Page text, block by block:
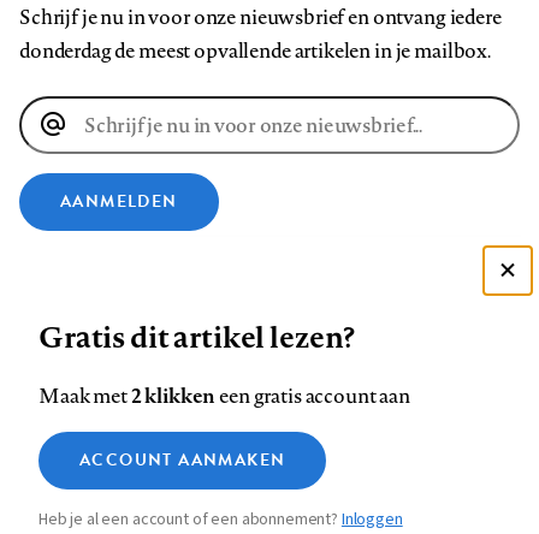
Schrijf je nu in voor onze nieuwsbrief en ontvang iedere
donderdag de meest opvallende artikelen in je mailbox.
E-
mailadres
AANMELDEN
ons
op
Facebook
ons
op
LinkedIn
ons
op
Bluesky
ons
op
Instagram
ons
op
YouTube
ons
Footer
navigation
Contact Colofon Disclaimer Privacy
Medische vragen verdienen
betrouwbare antwoorden
Zie onze cookie policy
Analytische cookies
Marketing cookies
Gratis dit artikel lezen?
Maak met2 klikkeneen gratis account aan
ACCOUNT AANMAKEN
Heb je al een account of een abonnement?Inloggen